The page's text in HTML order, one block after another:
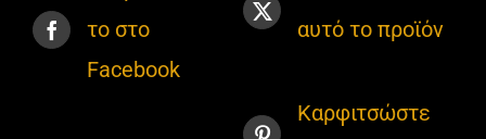
το στο
Facebook
αυτό το προϊόν
Καρφιτσώστε